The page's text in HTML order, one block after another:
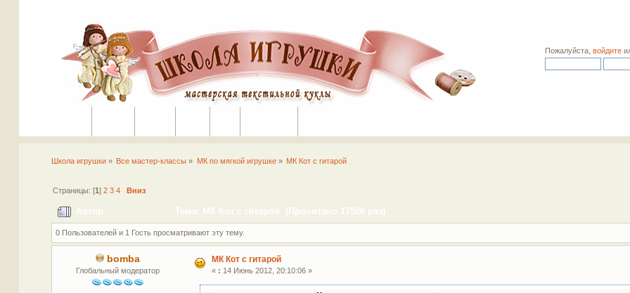
Пожалуйста,войдите
Школа игрушки » Все мастер-классы » МК по мягкой игрушке» МК Кот с гитарой
Страницы: [1]2 3 4 Вниз
Автор Тема: МК Кот с гитарой (Прочитано 17526 раз)
0 Пользователей и 1 Гость просматривают эту тему.
bomba
Глобальный модератор
МК Кот с гитарой
« : 14 Июнь 2012, 20:10:06 »